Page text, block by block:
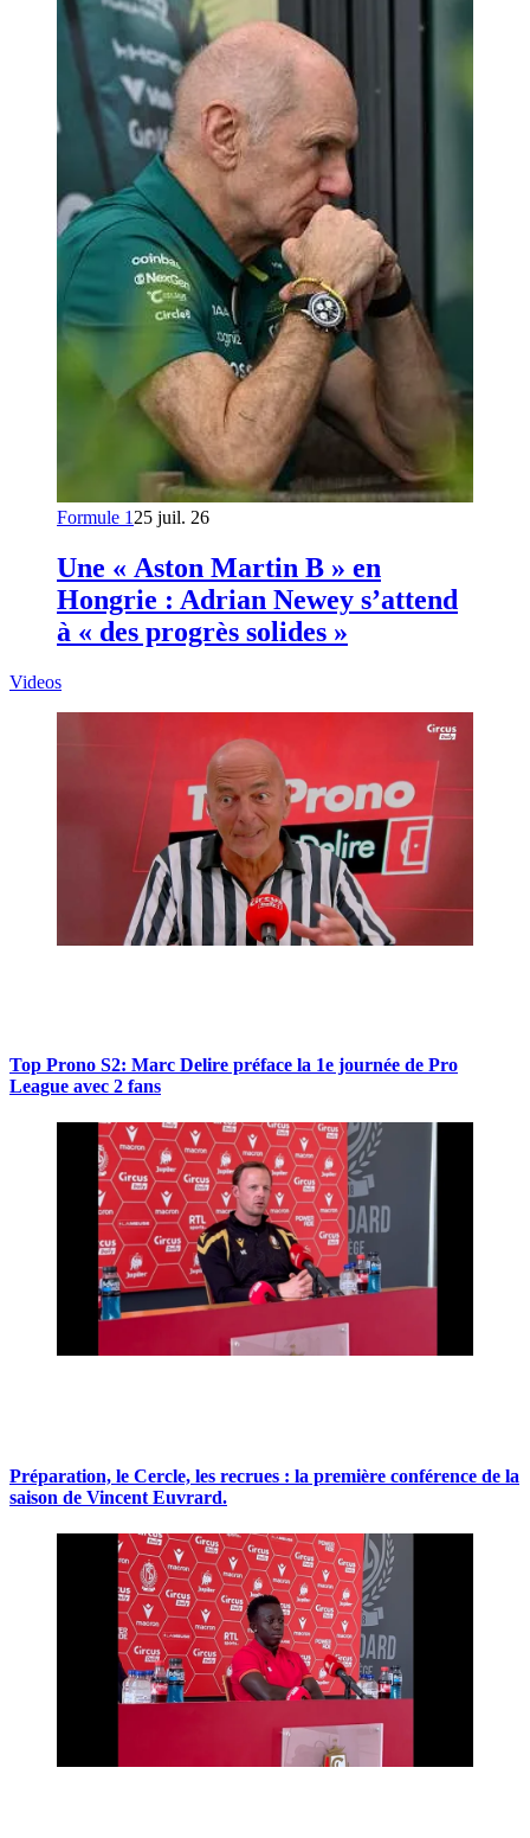
Formule 1 25 juil. 26
Une « Aston Martin B » en
Hongrie : Adrian Newey s’attend
à « des progrès solides »
Videos
Top Prono S2: Marc Delire préface la 1e journée de Pro
League avec 2 fans
Préparation, le Cercle, les recrues : la première conférence de la
saison de Vincent Euvrard.